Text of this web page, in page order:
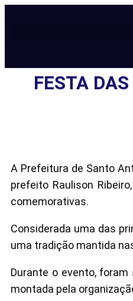
FESTA
A Prefeitura de Santo
prefeito Raulison
comemorativas.
Considerada uma das
uma tradição mantida
Durante o evento,
montada pela